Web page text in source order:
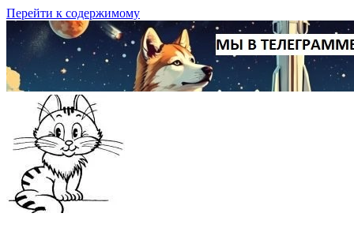
Перейти к содержимому